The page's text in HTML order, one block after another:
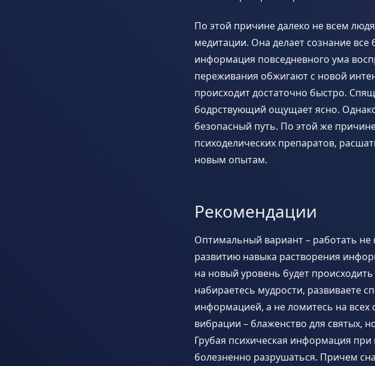
По этой причине далеко не всем
медитации. Она делает сознание
информация повседневного ума
переживания обжигают с новой
происходит достаточно быстро.
бодрствующий ощущает ясно.
безопасный путь. По этой же
психоделических препаратов,
новым опытам.
Рекомендации
Оптимальный вариант – работать не
развитию навыка растворения
на новый уровень будет
набираетесь мудрости, развиваете
информацией, а не ломитесь на всех
вибрации – блаженство для святых,
Грубая психическая информация
болезненно разрушаться. Причем